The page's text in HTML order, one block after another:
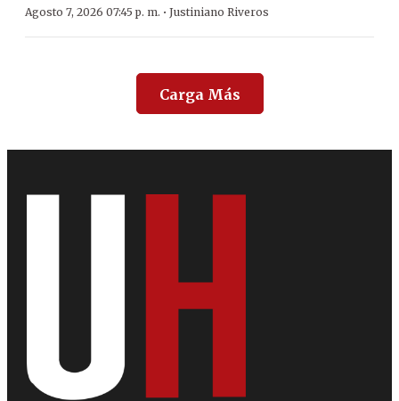
Agosto 7, 2026 07:45 p. m. · Justiniano Riveros
Carga Más